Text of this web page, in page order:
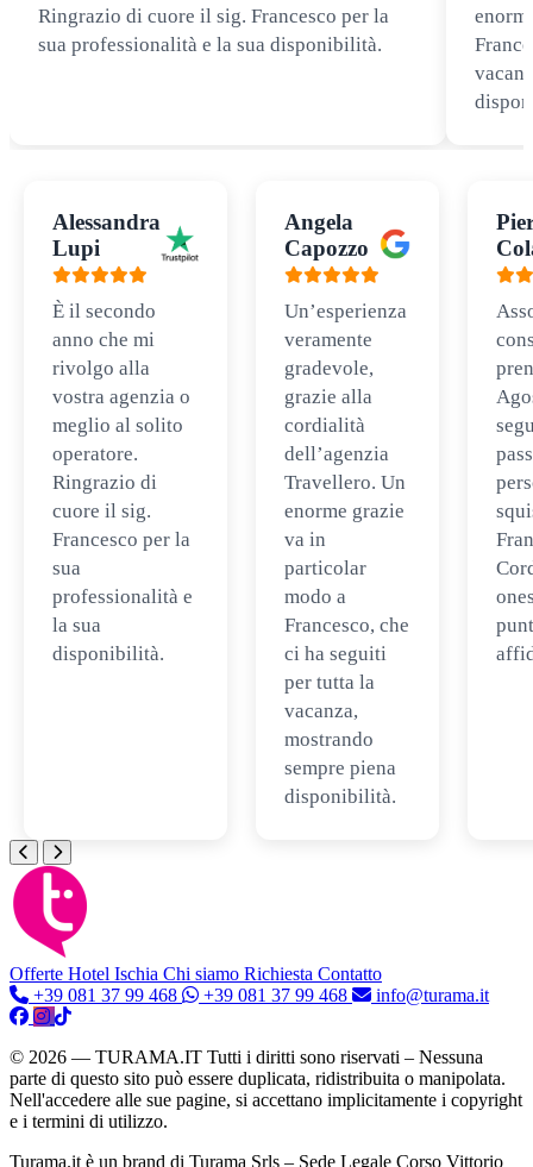
Ringrazio di cuore il sig. Francesco per la
sua professionalità e la sua disponibilità.
Alessandra
Lupi
È il secondo
anno che mi
rivolgo alla
vostra agenzia o
meglio al solito
operatore.
Ringrazio di
cuore il sig.
Francesco per la
sua
professionalità e
la sua
disponibilità.
Angela
Capozzo
Un’esperienza
veramente
gradevole,
grazie alla
cordialità
dell’agenzia
Travellero. Un
enorme grazie
va in
particolar
modo a
Francesco, che
ci ha seguiti
per tutta la
vacanza,
mostrando
sempre piena
disponibilità.
Offerte Hotel Ischia Chi siamo Richiesta Contatto
+39 081 37 99 468
+39 081 37 99 468 info@turama.it
© 2026 — TURAMA.IT Tutti i diritti sono riservati – Nessuna
parte di questo sito può essere duplicata, ridistribuita o manipolata.
Nell'accedere alle sue pagine, si accettano implicitamente i copyright
e i termini di utilizzo.
Turama.it è un brand di Turama Srls – Sede Legale Corso Vittorio